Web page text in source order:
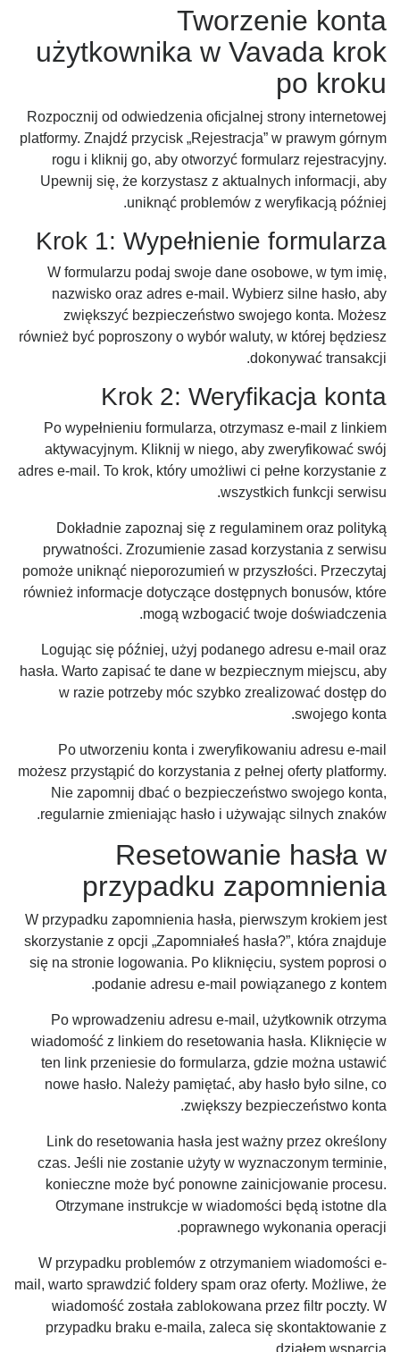
Tworzenie konta
użytkownika w Vavada krok
po kroku
Rozpocznij od odwiedzenia oficjalnej strony internetowej
platformy. Znajdź przycisk „Rejestracja” w prawym górnym
rogu i kliknij go, aby otworzyć formularz rejestracyjny.
Upewnij się, że korzystasz z aktualnych informacji, aby
uniknąć problemów z weryfikacją później.
Krok 1: Wypełnienie formularza
W formularzu podaj swoje dane osobowe, w tym imię,
nazwisko oraz adres e-mail. Wybierz silne hasło, aby
zwiększyć bezpieczeństwo swojego konta. Możesz
również być poproszony o wybór waluty, w której będziesz
dokonywać transakcji.
Krok 2: Weryfikacja konta
Po wypełnieniu formularza, otrzymasz e-mail z linkiem
aktywacyjnym. Kliknij w niego, aby zweryfikować swój
adres e-mail. To krok, który umożliwi ci pełne korzystanie z
wszystkich funkcji serwisu.
Dokładnie zapoznaj się z regulaminem oraz polityką
prywatności. Zrozumienie zasad korzystania z serwisu
pomoże uniknąć nieporozumień w przyszłości. Przeczytaj
również informacje dotyczące dostępnych bonusów, które
mogą wzbogacić twoje doświadczenia.
Logując się później, użyj podanego adresu e-mail oraz
hasła. Warto zapisać te dane w bezpiecznym miejscu, aby
w razie potrzeby móc szybko zrealizować dostęp do
swojego konta.
Po utworzeniu konta i zweryfikowaniu adresu e-mail
możesz przystąpić do korzystania z pełnej oferty platformy.
Nie zapomnij dbać o bezpieczeństwo swojego konta,
regularnie zmieniając hasło i używając silnych znaków.
Resetowanie hasła w
przypadku zapomnienia
W przypadku zapomnienia hasła, pierwszym krokiem jest
skorzystanie z opcji „Zapomniałeś hasła?”, która znajduje
się na stronie logowania. Po kliknięciu, system poprosi o
podanie adresu e-mail powiązanego z kontem.
Po wprowadzeniu adresu e-mail, użytkownik otrzyma
wiadomość z linkiem do resetowania hasła. Kliknięcie w
ten link przeniesie do formularza, gdzie można ustawić
nowe hasło. Należy pamiętać, aby hasło było silne, co
zwiększy bezpieczeństwo konta.
Link do resetowania hasła jest ważny przez określony
czas. Jeśli nie zostanie użyty w wyznaczonym terminie,
konieczne może być ponowne zainicjowanie procesu.
Otrzymane instrukcje w wiadomości będą istotne dla
poprawnego wykonania operacji.
W przypadku problemów z otrzymaniem wiadomości e-
mail, warto sprawdzić foldery spam oraz oferty. Możliwe, że
wiadomość została zablokowana przez filtr poczty. W
przypadku braku e-maila, zaleca się skontaktowanie z
działem wsparcia.